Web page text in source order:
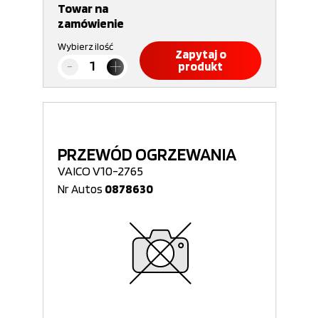
Towar na
zamówienie
Wybierz ilość
Zapytaj o
produkt
PRZEWÓD OGRZEWANIA
VAICO V10-2765
Nr Autos 0878630